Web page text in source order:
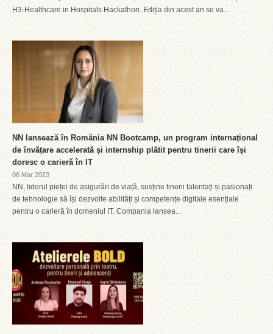
H3-Healthcare in Hospitals Hackathon. Ediția din acest an se va...
NN lansează în România NN Bootcamp, un program internațional
de învățare accelerată și internship plătit pentru tinerii care îşi
doresc o carieră în IT
06 Mar 2023
NN, liderul pieței de asigurări de viață, susține tinerii talentați și pasionați
de tehnologie să își dezvolte abilități și competențe digitale esențiale
pentru o carieră în domeniul IT. Compania lansea...